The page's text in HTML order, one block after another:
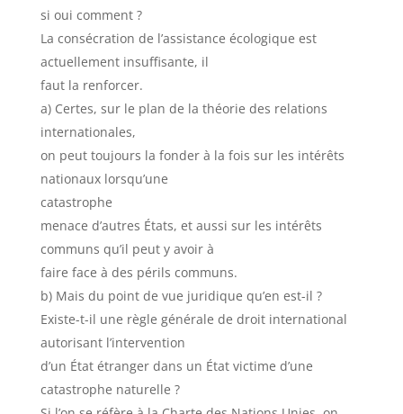
si oui comment ?
La consécration de l’assistance écologique est
actuellement insuffisante, il
faut la renforcer.
a) Certes, sur le plan de la théorie des relations
internationales,
on peut toujours la fonder à la fois sur les intérêts
nationaux lorsqu’une
catastrophe
menace d’autres États, et aussi sur les intérêts
communs qu’il peut y avoir à
faire face à des périls communs.
b) Mais du point de vue juridique qu’en est-il ?
Existe-t-il une règle générale de droit international
autorisant l’intervention
d’un État étranger dans un État victime d’une
catastrophe naturelle ?